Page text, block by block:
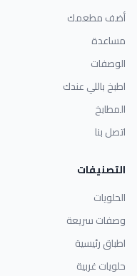
أضف مطعمك
مساعدة
الوصفات
اطبخ باللي عندك
المطابخ
اتصل بنا
التصنيفات
الحلويات
وصفات سريعة
اطباق رئيسية
حلويات غربية